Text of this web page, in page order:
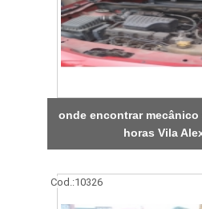
onde encontrar
horas Vila
Cod.:10326